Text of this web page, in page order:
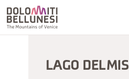
LAGO DEL MIS